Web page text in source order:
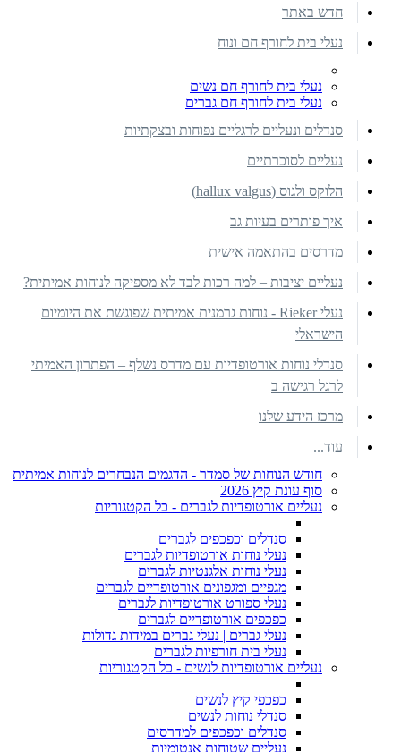
חדש באתר
נעלי בית לחורף חם ונוח
נעלי בית לחורף חם נשים
נעלי בית לחורף חם גברים
סנדלים ונעליים לרגליים נפוחות ובצקתיות
נעליים לסוכרתיים
הלוקס ולגוס (hallux valgus)
איך פותרים בעיות גב
מדרסים בהתאמה אישית
נעליים יציבות – למה רכות לבד לא מספיקה לנוחות אמיתית?
נעלי Rieker - נוחות גרמנית אמיתית שפוגשת את היומיום
הישראלי
סנדלי נוחות אורטופדיות עם מדרס נשלף – הפתרון האמיתי
לרגל רגישה ב
מרכז הידע שלנו
עוד...
חודש הנוחות של סמדר - הדגמים הנבחרים לנוחות אמיתית
סוף עונת קיץ 2026
נעליים אורטופדיות לגברים - כל הקטגוריות
סנדלים וכפכפים לגברים
נעלי נוחות אורטופדיות לגברים
נעלי נוחות אלגנטיות לגברים
מגפיים ומגפונים אורטופדיים לגברים
נעלי ספורט אורטופדיות לגברים
כפכפים אורטופדיים לגברים
נעלי גברים | נעלי גברים במידות גדולות
נעלי בית חורפיות לגברים
נעליים אורטופדיות לנשים - כל הקטגוריות
כפכפי קיץ לנשים
סנדלי נוחות לנשים
סנדלים וכפכפים למדרסים
נעליים שטוחות אנטומיות